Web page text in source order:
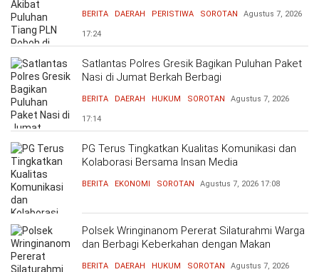
BERITA DAERAH PERISTIWA SOROTAN Agustus 7, 2026
17:24
Satlantas Polres Gresik Bagikan Puluhan Paket
Nasi di Jumat Berkah Berbagi
BERITA DAERAH HUKUM SOROTAN Agustus 7, 2026
17:14
PG Terus Tingkatkan Kualitas Komunikasi dan
Kolaborasi Bersama Insan Media
BERITA EKONOMI SOROTAN Agustus 7, 2026 17:08
Polsek Wringinanom Pererat Silaturahmi Warga
dan Berbagi Keberkahan dengan Makan
BERITA DAERAH HUKUM SOROTAN Agustus 7, 2026